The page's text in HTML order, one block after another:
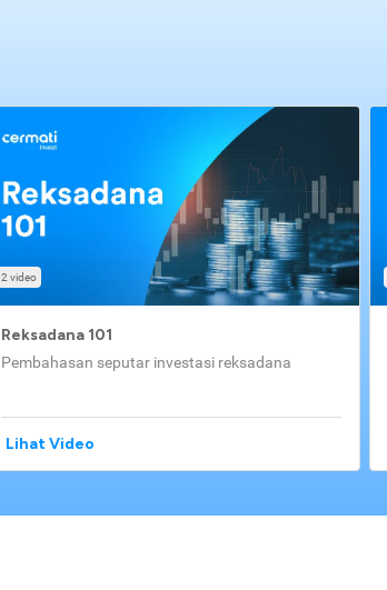
2 video
Reksadana 101
Pembahasan seputar investasi reksadana
Lihat Video